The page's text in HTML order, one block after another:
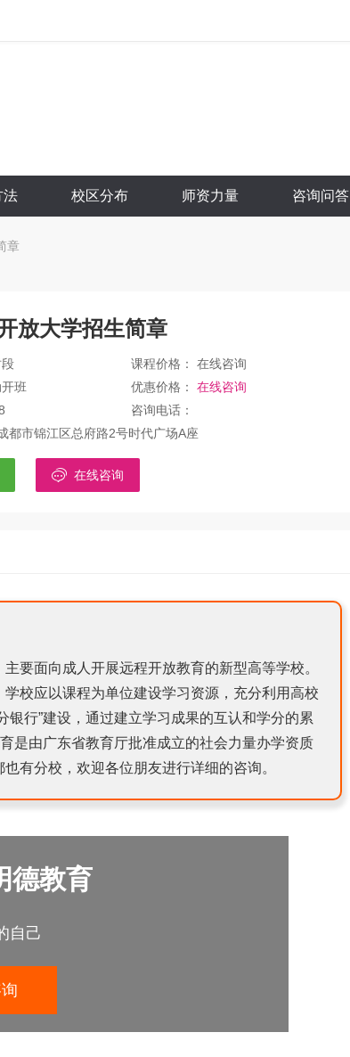
法 校区分布 师资力量 咨询问答
章
放大学招生简章
段 课程价格： 在线咨询
班
优惠价格： 在线咨询
咨询电话：
都市锦江区总府路2号时代广场A座
 在线咨询
要面向成人开展远程开放教育的新型高等学校。
校应以课程为单位建设学习资源，充分利用高校
行”建设，通过建立学习成果的互认和学分的累
是由广东省教育厅批准成立的社会力量办学资质
有分校，欢迎各位朋友进行详细的咨询。
德教育
自己